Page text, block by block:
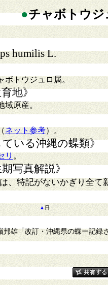
●チャボトウジ
humilis L.
トウジュロ属。
地》
域原産。
ネット参考）。
いる沖縄の蝶類》
リ。
写真解説》
、特記がないかぎり全て
▲ 日
雄「改訂・沖縄県の蝶ー記録